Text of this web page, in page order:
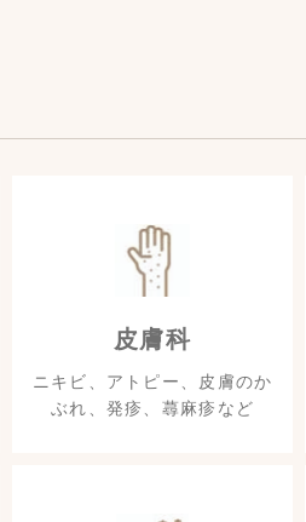
皮膚科
ニキビ、アトピー、皮膚のか
ぶれ、発疹、蕁麻疹など